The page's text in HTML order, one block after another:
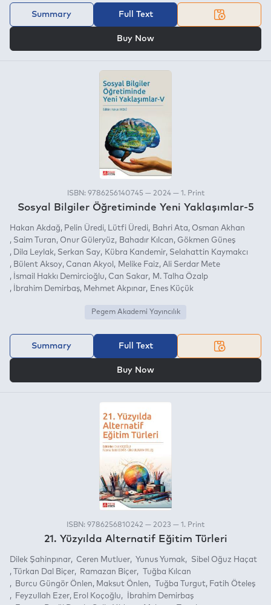
Summary Full Text
Buy Now
ISBN: 9786256140745 — 2024 — 1. Print
Sosyal Bilgiler Öğretiminde Yeni Yaklaşımlar-5
Hakan Akdağ Pelin Üredi Lütfi Üredi Bahri Ata
Osman Akhan
Saim Turan
Onur Güleryüz Bahadır Kılcan
Gökmen Güneş
Dila Leylak Serkan Say Kübra Kandemir Selahattin Kaymakcı
Bülent Aksoy Canan Akyol Melike Faiz Ali Serdar Mete
İsmail Hakkı Demircioğlu
Can Sakar
M. Talha Özalp
İbrahim Demirbaş
Mehmet Akpınar Enes Küçük
Pegem Akademi Yayıncılık
Summary Full Text
Buy Now
ISBN: 9786256810242 — 2023 — 1. Print
21. Yüzyılda Alternatif Eğitim Türleri
Dilek Şahinpınar Ceren Mutluer Yunus Yumak
Sibel Oğuz Haçat
Türkan Dal Biçer
Ramazan Biçer
Tuğba Kılcan
Burcu Güngör Önlen
Maksut Önlen Tuğba Turgut
Fatih Öteleş
Feyzullah Ezer
Erol Koçoğlu
İbrahim Demirbaş